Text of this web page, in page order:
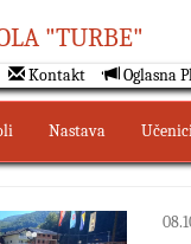
"TURBE"
Kontakt Oglasna
Nastava